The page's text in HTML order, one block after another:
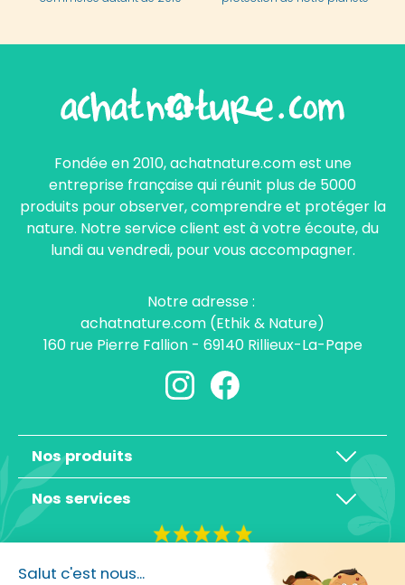
Salut c'est nous...
Fondée en 2010, achatnature.com est une
entreprise française qui réunit plus de 5000
produits pour observer, comprendre et protéger la
nature. Notre service client est à votre écoute, du
lundi au vendredi, pour vous accompagner.
Notre adresse :
achatnature.com (Ethik & Nature)
160 rue Pierre Fallion - 69140 Rillieux-La-Pape
Nos produits
Nos services